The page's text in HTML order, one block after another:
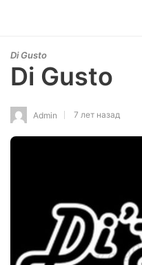
Di Gusto
Di Gusto
Admin 7 лет назад